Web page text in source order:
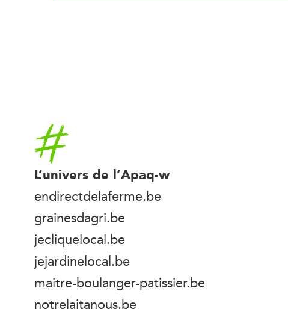
Accueil
L’univers de l’Apaq-w
endirectdelaferme.be
grainesdagri.be
jecliquelocal.be
jejardinelocal.be
maitre-boulanger-patissier.be
notrelaitanous.be